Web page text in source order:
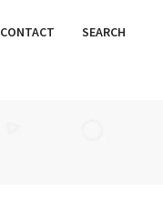
CONTACT SEARCH